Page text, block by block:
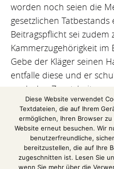
worden noch seien die
gesetzlichen Tatbestands
Beitragspflicht sei zudem
Kammerzugehörigkeit im
Gebe der Kläger seinen
entfalle diese und er
noch den Zusatzbeitrag.
(Auszug aus einer
Bundesfinanzhofs)
Das Urteil im Volltext
Diese Website verwendet
Textdateien, die auf Ihrem
ermöglichen, Ihren Browser
Website erneut besuchen. Wir
benutzerfreundliche,
bereitzustellen, die auf Ihre
zugeschnitten ist. Lesen Sie
wenn Sie mehr über die